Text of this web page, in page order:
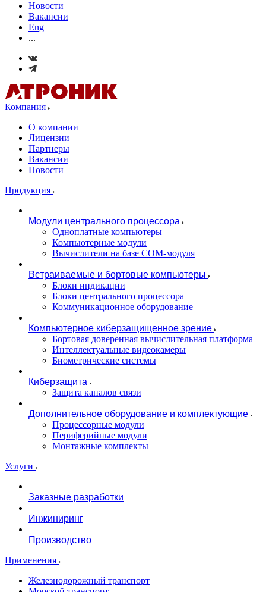
Новости
Вакансии
Eng
...
Компания
О компании
Лицензии
Партнеры
Вакансии
Новости
Продукция
Модули центрального процессора
Одноплатные компьютеры
Компьютерные модули
Вычислители на базе COM-модуля
Встраиваемые и бортовые компьютеры
Блоки индикации
Блоки центрального процессора
Коммуникационное оборудование
Компьютерное киберзащищенное зрение
Бортовая доверенная вычислительная платформа
Интеллектуальные видеокамеры
Биометрические системы
Киберзащита
Защита каналов связи
Дополнительное оборудование и комплектующие
Процессорные модули
Периферийные модули
Монтажные комплекты
Услуги
Заказные разработки
Инжиниринг
Производство
Применения
Железнодорожный транспорт